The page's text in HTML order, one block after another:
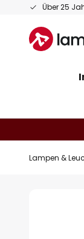
Über 25
Zum
springen
Lampen &